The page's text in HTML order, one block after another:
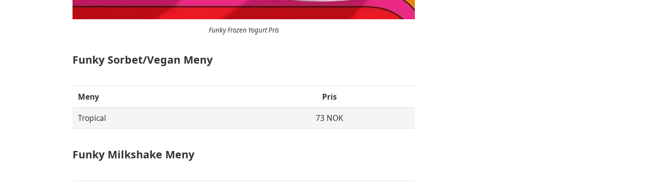
Funky Frozen Yogurt Pris
Funky Sorbet/Vegan Meny
Meny
Pris
Tropical
73 NOK
Funky Milkshake Meny